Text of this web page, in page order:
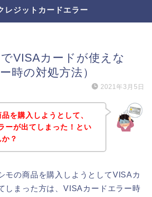
レジットカードエラー
VISAカードが使えな
時の対処方法）
2021年3月5日
を購入しようとして、
ーが出てしまった！とい
？
モの商品を購入しようとしてVISAカ
しまった方は、VISAカードエラー時